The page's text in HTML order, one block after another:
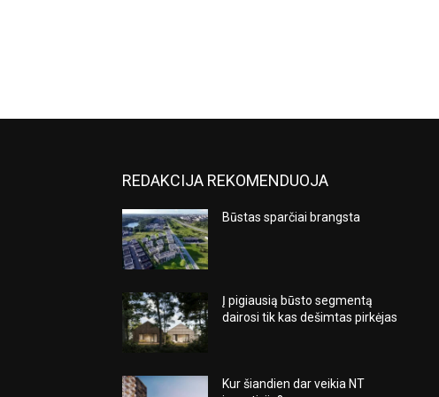
REDAKCIJA REKOMENDUOJA
Būstas sparčiai brangsta
Į pigiausią būsto segmentą
dairosi tik kas dešimtas pirkėjas
Kur šiandien dar veikia NT